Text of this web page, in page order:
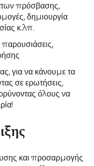
πρόσβασης,
δημιουργία
κ.λπ.
για να κάνουμε τα
σε ερωτήσεις,
όλους να
και προσαρμογής